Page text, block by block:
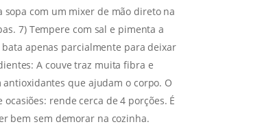
sopa com um mixer de mão direto na
7) Tempere com sal e pimenta a
apenas parcialmente para deixar
A couve traz muita fibra e
antioxidantes que ajudam o corpo. O
ocasiões: rende cerca de 4 porções. É
bem sem demorar na cozinha.